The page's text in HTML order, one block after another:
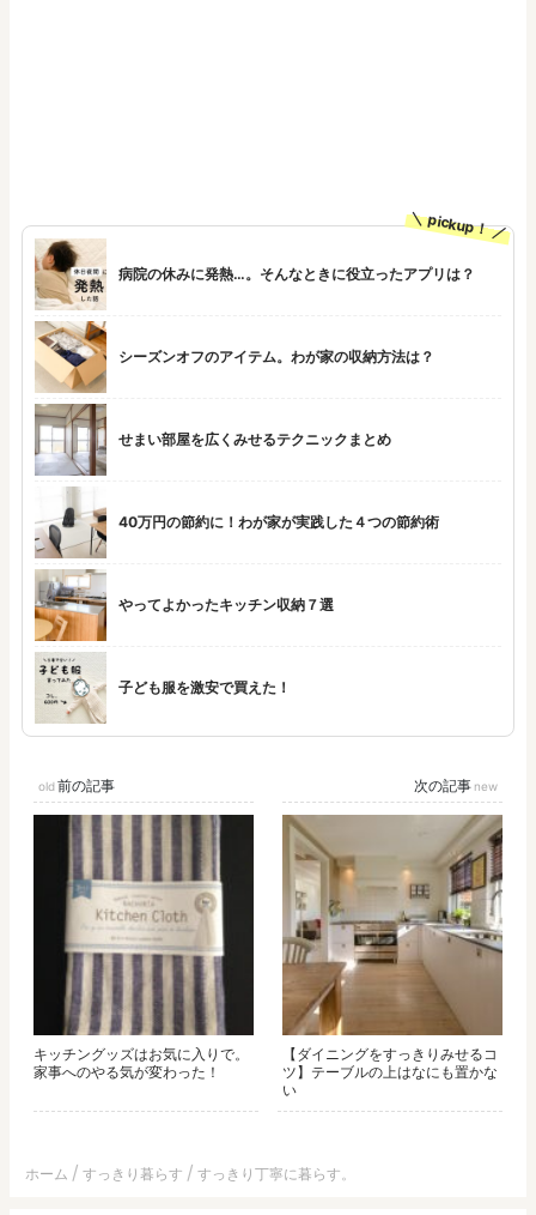
pickup！
病院の休みに発熱…。そんなときに役立ったアプリは？
シーズンオフのアイテム。わが家の収納方法は？
せまい部屋を広くみせるテクニックまとめ
40万円の節約に！わが家が実践した４つの節約術
やってよかったキッチン収納７選
子ども服を激安で買えた！
前の記事
キッチングッズはお気に入りで。
家事へのやる気が変わった！
次の記事
【ダイニングをすっきりみせるコ
ツ】テーブルの上はなにも置かな
い
ホーム すっきり暮らす すっきり丁寧に暮らす。